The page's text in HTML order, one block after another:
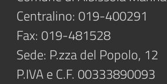
Centralino: 019-400291
Fax: 019-481528
Sede: P.zza del Popolo, 12
P.IVA e C.F. 00333890093